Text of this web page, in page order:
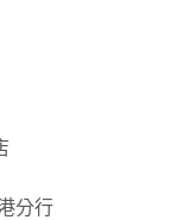
分行